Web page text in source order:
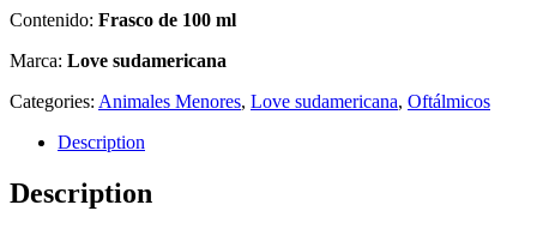
Contenido: Frasco de 100 ml
Marca: Love sudamericana
Categories: Animales Menores, Love sudamericana, Oftálmicos
Description
Description